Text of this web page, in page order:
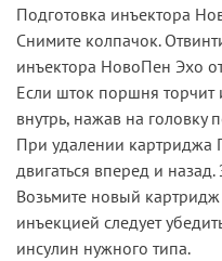
Подготовка инъектора
Снимите колпачок.
инъектора НовоПен Эхо
Если шток поршня торчит
внутрь, нажав на головку
При удалении
двигаться вперед и
Возьмите новый
инъекцией следует
инсулин нужного типа.